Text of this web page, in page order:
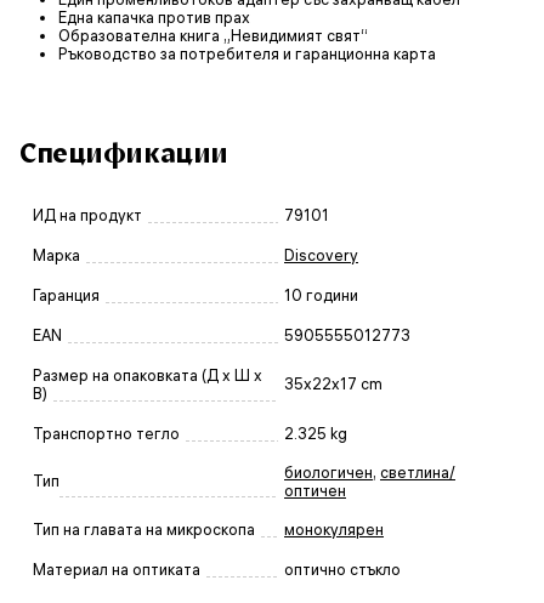
Една капачка против прах
Образователна книга „Невидимият свят“
Ръководство за потребителя и гаранционна карта
Спецификации
ИД на продукт 79101
Марка Discovery
Гаранция 10 години
EAN 5905555012773
Размер на опаковката (Д x Ш x
В)
35x22x17 cm
Транспортно тегло 2.325 kg
Тип биологичен, светлина/
оптичен
Тип на главата на микроскопа монокулярен
Материал на оптиката оптично стъкло